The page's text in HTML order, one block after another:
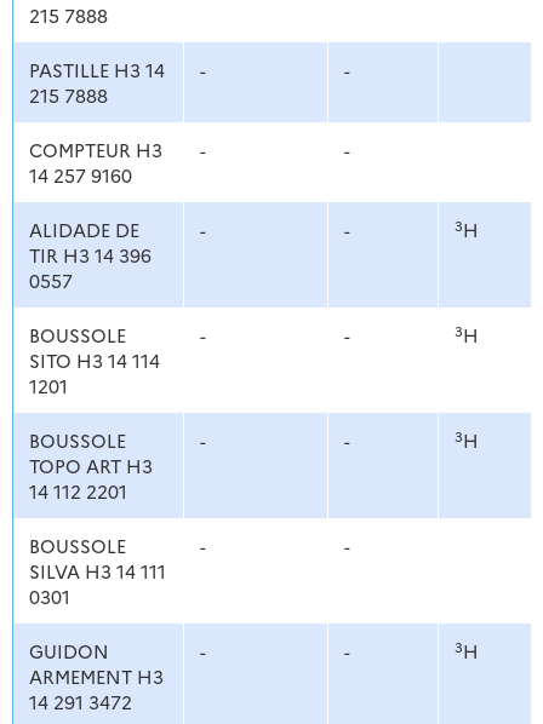
215 7888
PASTILLE H3 14
215 7888
- -
COMPTEUR H3
14 257 9160
- -
ALIDADE DE
TIR H3 14 396
0557
- - 3H
BOUSSOLE
SITO H3 14 114
1201
- - 3H
BOUSSOLE
TOPO ART H3
14 112 2201
- - 3H
BOUSSOLE
SILVA H3 14 111
0301
- -
GUIDON
ARMEMENT H3
14 291 3472
- - 3H